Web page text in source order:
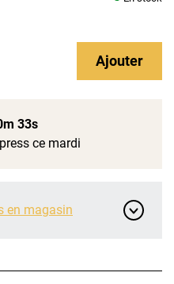
Ajouter
33s
ce mardi
en magasin